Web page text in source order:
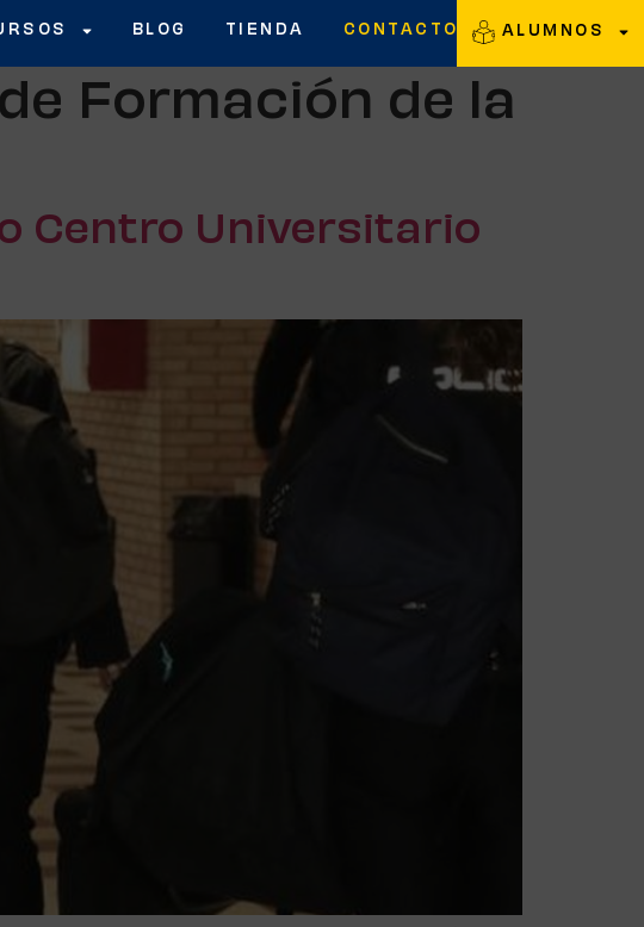
BLOG TIENDA CONTACTO ALUMNOS
Formación de la
Centro Universitario